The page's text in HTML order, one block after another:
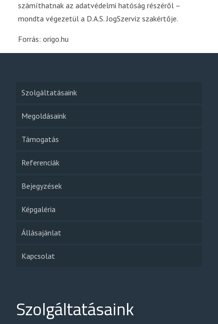
számíthatnak az adatvédelmi hatóság részéről –
mondta végezetül a D.A.S. JogSzerviz szakértője.
Forrás: origo.hu
Szolgáltatásaink
Megoldásaink
Támogatás
Referenciák
Bejegyzések
Képgaléria
Állásajánlat
Kapcsolat
Szolgáltatásaink